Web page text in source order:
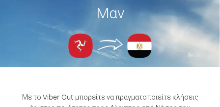
Μαν
Με το Viber Out μπορείτε να πραγματοποιείτε κλήσεις